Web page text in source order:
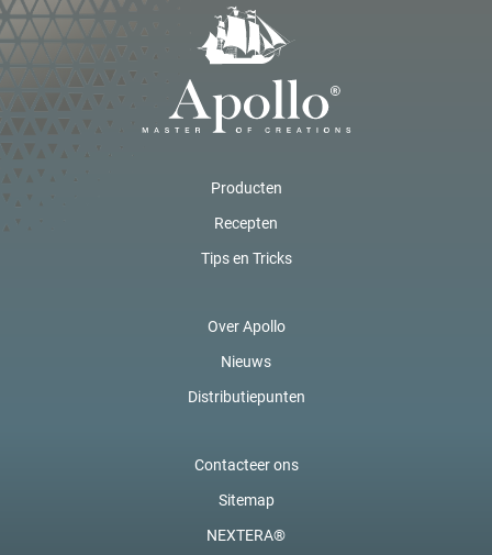
Producten
Recepten
Tips en Tricks
Over Apollo
Nieuws
Distributiepunten
Contacteer ons
Sitemap
NEXTERA®